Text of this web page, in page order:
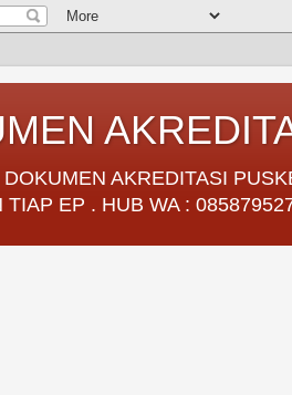
DOKUMEN AKREDITASI
TIAP EP . HUB WA :